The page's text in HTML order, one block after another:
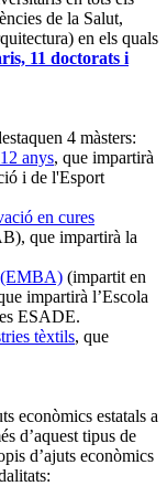
de la Salut,
en els quals
11 doctorats i
4 màsters:
anys, que impartirà
i de l'Esport
en cures
que impartirà la
(EMBA) (impartit en
impartirà l’Escola
ESADE.
tèxtils, que
econòmics estatals a
d’aquest tipus de
d’ajuts econòmics